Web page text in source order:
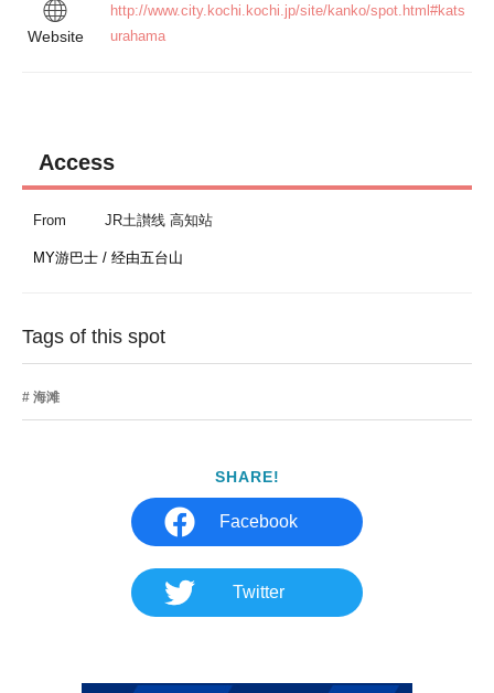
Website
http://www.city.kochi.kochi.jp/site/kanko/spot.html#kats
urahama
Access
From JR土讃线 高知站
MY游巴士 / 经由五台山
Tags of this spot
海滩
SHARE!
Facebook
Twitter